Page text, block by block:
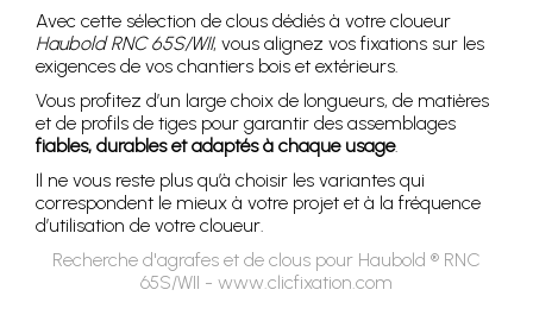
Avec cette sélection de clous dédiés à votre cloueur
Haubold RNC 65S/WII, vous alignez vos fixations sur les
exigences de vos chantiers bois et extérieurs.
Vous profitez d’un large choix de longueurs, de matières
et de profils de tiges pour garantir des assemblages
fiables, durables et adaptés à chaque usage.
Il ne vous reste plus qu’à choisir les variantes qui
correspondent le mieux à votre projet et à la fréquence
d’utilisation de votre cloueur.
Recherche d'agrafes et de clous pour Haubold ® RNC
65S/WII - www.clicfixation.com